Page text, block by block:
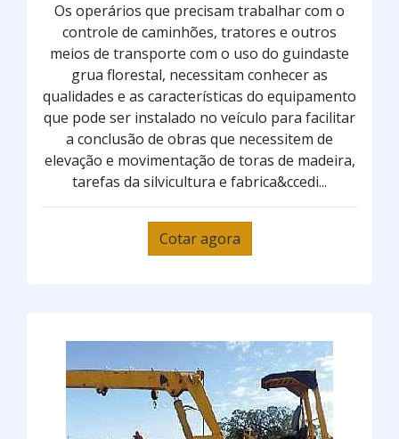
Os operários que precisam trabalhar com o
controle de caminhões, tratores e outros
meios de transporte com o uso do guindaste
grua florestal, necessitam conhecer as
qualidades e as características do equipamento
que pode ser instalado no veículo para facilitar
a conclusão de obras que necessitem de
elevação e movimentação de toras de madeira,
tarefas da silvicultura e fabrica&ccedi...
Cotar agora